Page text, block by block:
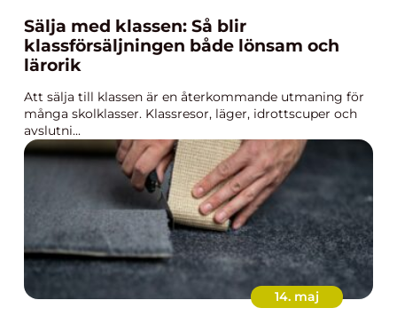
Sälja med klassen: Så blir
klassförsäljningen både lönsam och
lärorik
Att sälja till klassen är en återkommande utmaning för
många skolklasser. Klassresor, läger, idrottscuper och
avslutni...
14. maj